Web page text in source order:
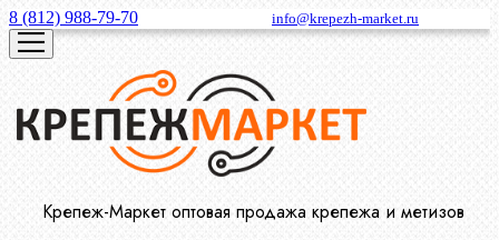
8 (812) 988-79-70 info@krepezh-market.ru
Крепеж-Маркет оптовая продажа крепежа и метизов